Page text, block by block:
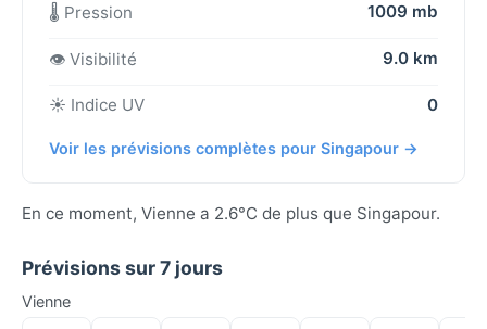
🌡️ Pression 1009 mb
👁️ Visibilité 9.0 km
☀️ Indice UV 0
Voir les prévisions complètes pour Singapour →
En ce moment, Vienne a 2.6°C de plus que Singapour.
Prévisions sur 7 jours
Vienne